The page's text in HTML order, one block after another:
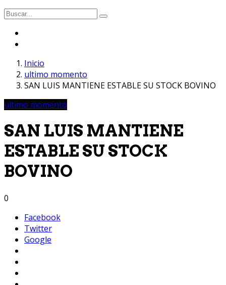
Inicio
ultimo momento
SAN LUIS MANTIENE ESTABLE SU STOCK BOVINO
ultimo momento
SAN LUIS MANTIENE
ESTABLE SU STOCK
BOVINO
0
Facebook
Twitter
Google